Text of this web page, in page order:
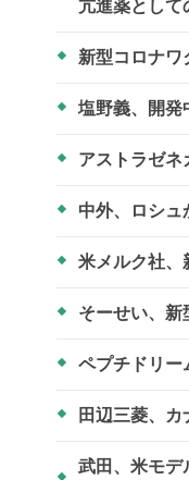
亢進薬として
新型コロナ
塩野義、開発
アストラゼ
中外、ロシ
米メルク社
そーせい、
ペプチドリー
田辺三菱、
武田、米モ